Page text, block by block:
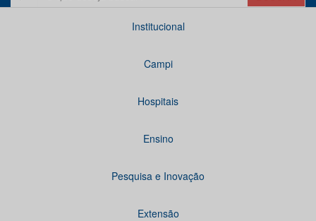
Institucional
Campi
Hospitais
Ensino
Pesquisa e Inovação
Extensão